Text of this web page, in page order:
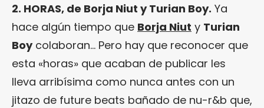
2. HORAS, de Borja Niut y Turian Boy. Ya
hace algún tiempo que Borja Niut y Turian
Boycolaboran… Pero hay que reconocer que
esta «horas» que acaban de publicar les
lleva arribísima como nunca antes con un
jitazo de future beats bañado de nu-r&b que,